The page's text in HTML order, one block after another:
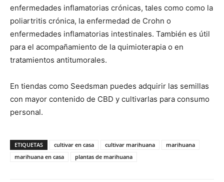
enfermedades inflamatorias crónicas, tales como como la
poliartritis crónica, la enfermedad de Crohn o
enfermedades inflamatorias intestinales. También es útil
para el acompañamiento de la quimioterapia o en
tratamientos antitumorales.
En tiendas como Seedsman puedes adquirir las semillas
con mayor contenido de CBD y cultivarlas para consumo
personal.
ETIQUETAS cultivar en casa cultivar marihuana
marihuana
marihuana en casa
plantas de marihuana